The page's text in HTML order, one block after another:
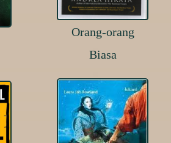
Orang-orang
Biasa